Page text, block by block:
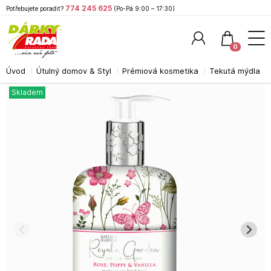
Úvod Útulný domov & Styl Prémiová kosmetika Tekutá mýdla
Skladem
Potřebujete poradit? 774 245 625 (Po-Pá 9:00 – 17:30)
0
Hledat